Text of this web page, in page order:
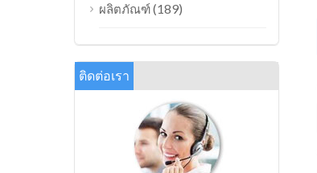
ผลิตภัณฑ์(189)
ติดต่อเรา